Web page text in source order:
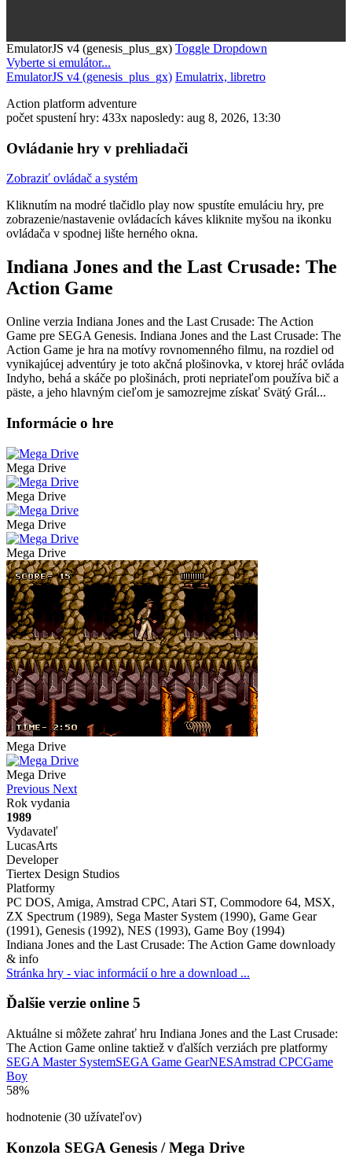
EmulatorJS v4 (genesis_plus_gx) Toggle Dropdown
Vyberte si emulátor...
EmulatorJS v4 (genesis_plus_gx) Emulatrix, libretro
Action platform adventure
počet spustení hry: 433x naposledy: aug 8, 2026, 13:30
Ovládanie hry v prehliadači
Zobraziť ovládač a systém
Kliknutím na modré tlačidlo play now spustíte emuláciu hry, pre
zobrazenie/nastavenie ovládacích káves kliknite myšou na ikonku
ovládača v spodnej lište herného okna.
Indiana Jones and the Last Crusade: The
Action Game
Online verzia Indiana Jones and the Last Crusade: The Action
Game pre SEGA Genesis. Indiana Jones and the Last Crusade: The
Action Game je hra na motívy rovnomenného filmu, na rozdiel od
vynikajúcej adventúry je toto akčná plošinovka, v ktorej hráč ovláda
Indyho, behá a skáče po plošinách, proti nepriateľom používa bič a
päste, a jeho hlavným cieľom je samozrejme získať Svätý Grál...
Informácie o hre
Mega Drive
Mega Drive
Mega Drive
Mega Drive
Mega Drive
Mega Drive
Previous Next
Rok vydania
1989
Vydavateľ
LucasArts
Developer
Tiertex Design Studios
Platformy
PC DOS, Amiga, Amstrad CPC, Atari ST, Commodore 64, MSX,
ZX Spectrum (1989), Sega Master System (1990), Game Gear
(1991), Genesis (1992), NES (1993), Game Boy (1994)
Indiana Jones and the Last Crusade: The Action Game downloady
& info
Stránka hry - viac informácií o hre a download ...
Ďalšie verzie online 5
Aktuálne si môžete zahrať hru Indiana Jones and the Last Crusade:
The Action Game online taktiež v ďalších verziách pre platformy
SEGA Master SystemSEGA Game GearNESAmstrad CPCGame
Boy
58%
hodnotenie (30 užívateľov)
Konzola SEGA Genesis / Mega Drive